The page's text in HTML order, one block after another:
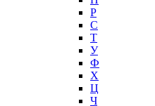
Р
С
Т
У
Ф
Х
Ц
Ч